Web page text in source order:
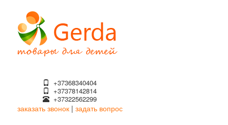
основному
содержанию
+37368340404
+37378142814
+37322562299
заказать звонок | задать вопрос